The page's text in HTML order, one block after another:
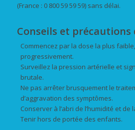
(France : 0 800 59 59 59) sans délai.
Conseils et précautions
Commencez par la dose la plus
progressivement.
Surveillez la pression artérielle et
brutale.
Ne pas arrêter brusquement le
d’aggravation des symptômes.
Conserver à l’abri de l’humidité et de
Tenir hors de portée des enfants.